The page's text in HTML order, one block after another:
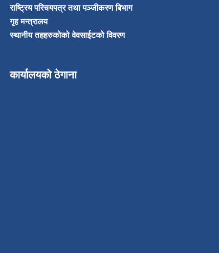
राष्ट्रिय परिचयपत्र तथा पञ्जीकरण बिभाग
गृह मन्त्रालय
स्थानीय तहहरुकोको वेवसाईटको विवरण
कार्यालयको ठेगाना